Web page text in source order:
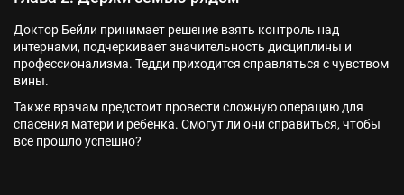
Доктор Бейли принимает решение взять контроль над
интернами, подчеркивает значительность дисциплины и
профессионализма. Тедди приходится справляться с чувством
вины.
Также врачам предстоит провести сложную операцию для
спасения матери и ребенка. Смогут ли они справиться, чтобы
все прошло успешно?